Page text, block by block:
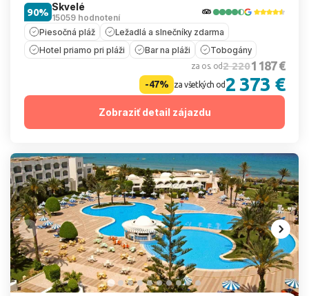
Skvelé
15059 hodnotení
90%
Piesočná pláž
Ležadlá a slnečníky zdarma
Hotel priamo pri pláži
Bar na pláži Tobogány
za os. od2 2201 187 €
-47% za všetkých od2 373 €
Zobraziť detail zájazdu